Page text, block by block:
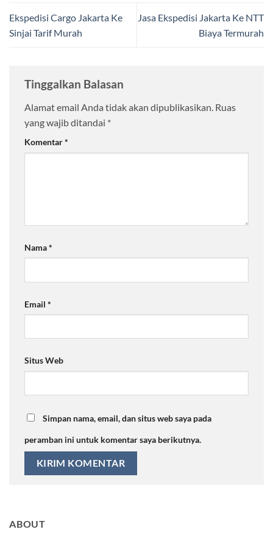
Ekspedisi Cargo Jakarta Ke
Sinjai Tarif Murah
Jasa Ekspedisi Jakarta Ke NTT
Biaya Termurah
Tinggalkan Balasan
Alamat email Anda tidak akan dipublikasikan. Ruas
yang wajib ditandai *
Komentar*
Nama*
Email *
Situs Web
Simpan nama, email, dan situs web saya pada
peramban ini untuk komentar saya berikutnya.
ABOUT